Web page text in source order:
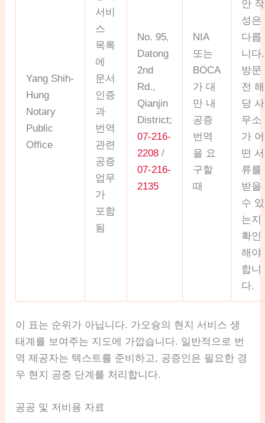
Yang Shih-
Hung
Notary
Public
Office
서비
스
목록
에
문서
인증
과
번역
관련
공증
업무
가
포함
됨
No. 95,
Datong
2nd
Rd.,
Qianjin
District;
07-216-
2208 /
07-216-
2135
NIA
또는
BOCA
가 대
만 내
공증
번역
을 요
구할
때
안 작
성은
다릅
니다.
방문
전 해
당 사
무소
가 어
떤 서
류를
받을
수 있
는지
확인
해야
합니
다.
이 표는 순위가 아닙니다. 가오슝의 현지 서비스 생
태계를 보여주는 지도에 가깝습니다. 일반적으로 번
역 제공자는 텍스트를 준비하고, 공증인은 필요한 경
우 현지 공증 단계를 처리합니다.
공공 및 저비용 자료